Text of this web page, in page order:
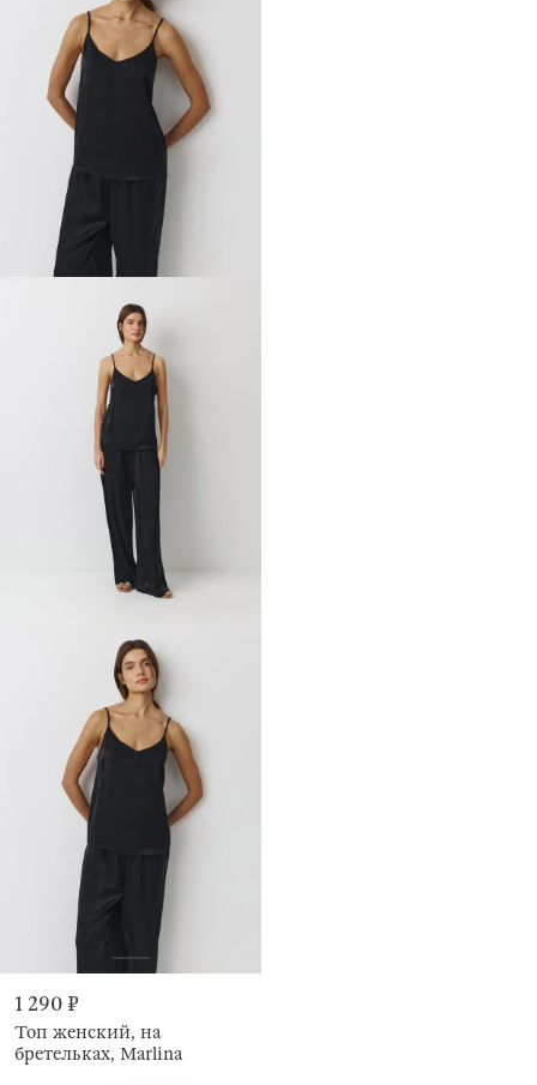
1 290 ₽
Топ женский, на
бретельках, Marlina